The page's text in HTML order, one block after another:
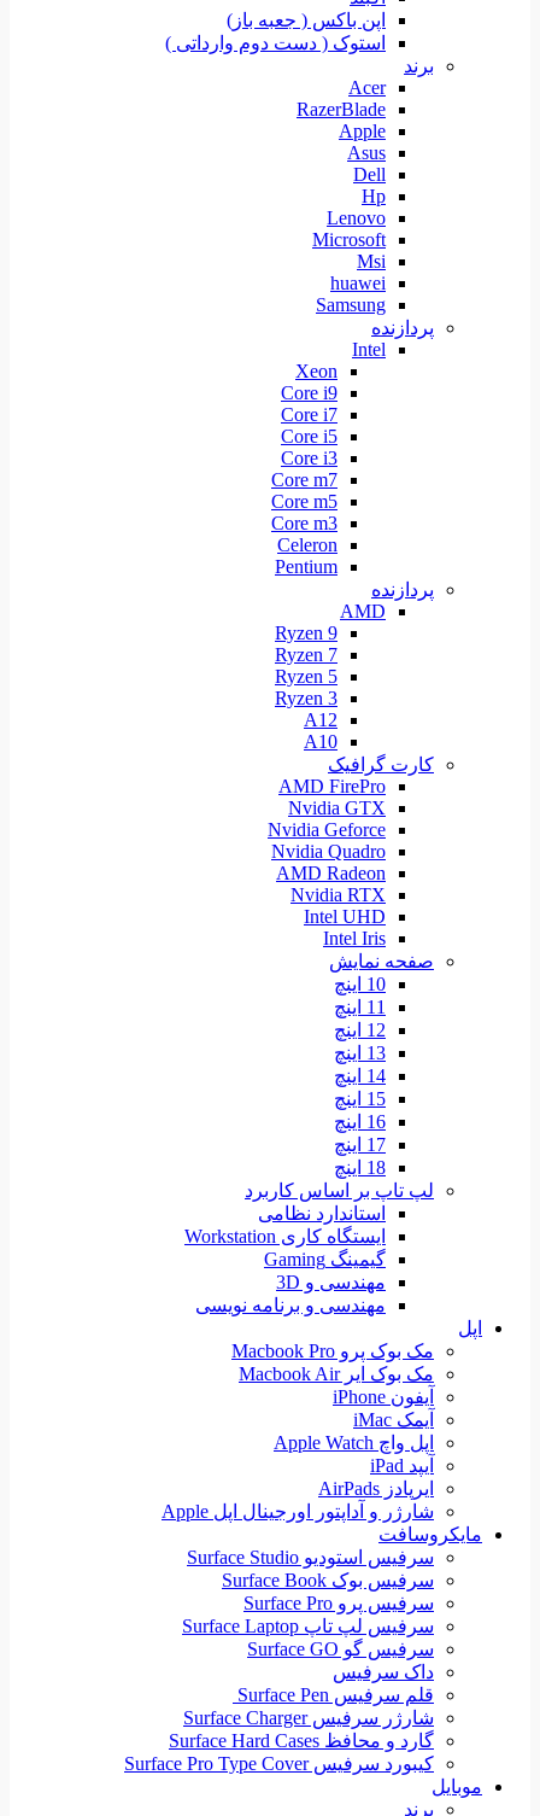
اپن باکس ( جعبه باز)
استوک ( دست دوم وارداتی )
برند
Acer
RazerBlade
Apple
Asus
Dell
Hp
Lenovo
Microsoft
Msi
huawei
Samsung
پردازنده
Intel
Xeon
Core i9
Core i7
Core i5
Core i3
Core m7
Core m5
Core m3
Celeron
Pentium
پردازنده
AMD
Ryzen 9
Ryzen 7
Ryzen 5
Ryzen 3
A12
A10
کارت گرافیک
AMD FirePro
Nvidia GTX
Nvidia Geforce
Nvidia Quadro
AMD Radeon
Nvidia RTX
Intel UHD
Intel Iris
صفحه نمایش
10 اینچ
11 اینچ
12 اینچ
13 اینچ
14 اینچ
15 اینچ
16 اینچ
17 اینچ
18 اینچ
لپ تاپ بر اساس کاربرد
استاندارد نظامی
ایستگاه کاری Workstation
گیمینگ Gaming
مهندسی و 3D
مهندسی و برنامه نویسی
اپل
مک بوک پرو Macbook Pro
مک بوک ایر Macbook Air
آیفون iPhone
آیمک iMac
اپل واچ Apple Watch
آیپد iPad
ایرپادز AirPads
شارژر و آداپتور اورجینال اپل Apple
مایکروسافت
سرفیس استودیو Surface Studio
سرفیس بوک Surface Book
سرفیس پرو Surface Pro
سرفیس لپ تاپ Surface Laptop
سرفیس گو Surface GO
داک سرفیس
قلم سرفیس Surface Pen
شارژر سرفیس Surface Charger
گارد و محافظ Surface Hard Cases
کیبورد سرفیس Surface Pro Type Cover
موبایل
برند